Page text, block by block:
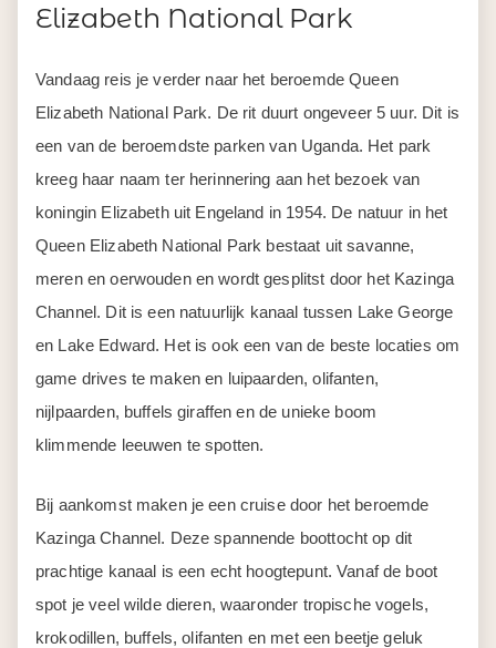
Elizabeth National Park
Vandaag reis je verder naar het beroemde Queen
Elizabeth National Park. De rit duurt ongeveer 5 uur. Dit is
een van de beroemdste parken van Uganda. Het park
kreeg haar naam ter herinnering aan het bezoek van
koningin Elizabeth uit Engeland in 1954. De natuur in het
Queen Elizabeth National Park bestaat uit savanne,
meren en oerwouden en wordt gesplitst door het Kazinga
Channel. Dit is een natuurlijk kanaal tussen Lake George
en Lake Edward. Het is ook een van de beste locaties om
game drives te maken en luipaarden, olifanten,
nijlpaarden, buffels giraffen en de unieke boom
klimmende leeuwen te spotten.
Bij aankomst maken je een cruise door het beroemde
Kazinga Channel. Deze spannende boottocht op dit
prachtige kanaal is een echt hoogtepunt. Vanaf de boot
spot je veel wilde dieren, waaronder tropische vogels,
krokodillen, buffels, olifanten en met een beetje geluk